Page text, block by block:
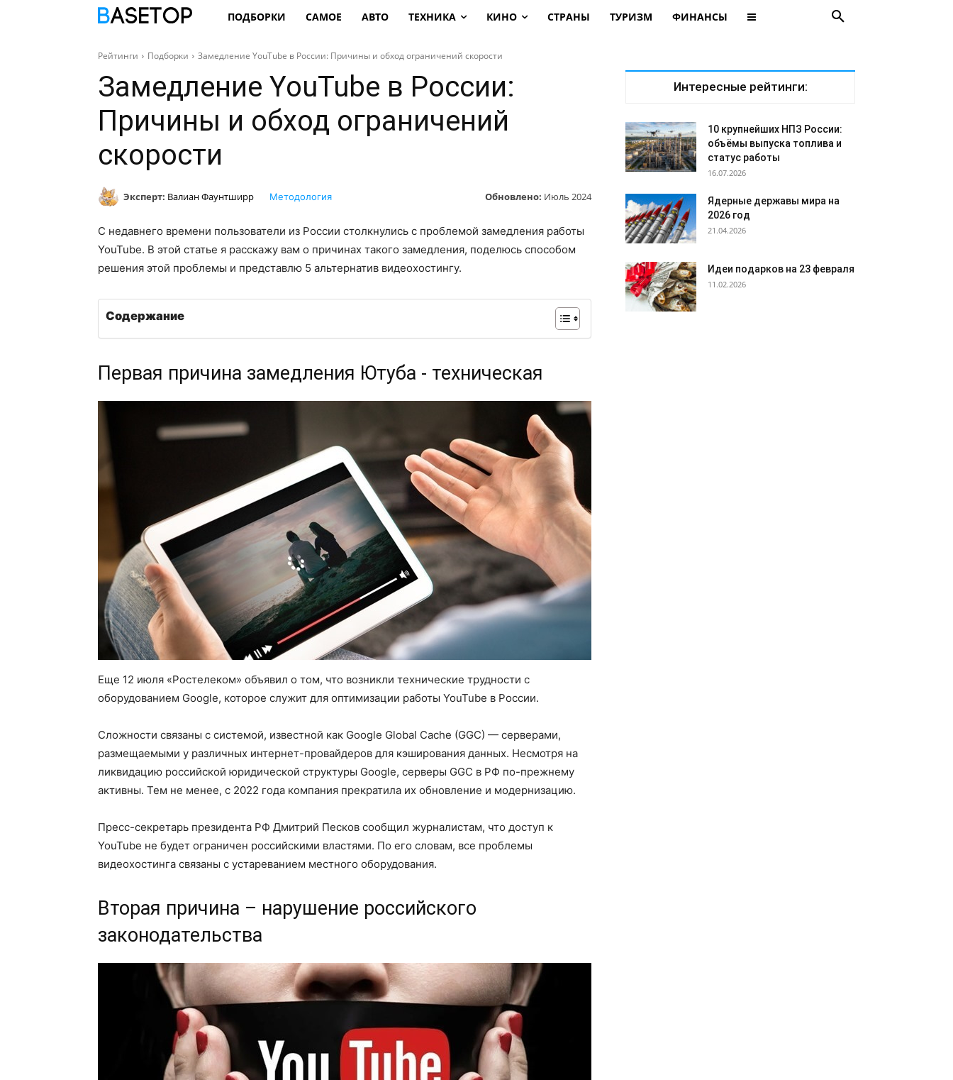
ПОДБОРКИ САМОЕ АВТО ТЕХНИКА КИНО СТРАНЫ ТУРИЗМ ФИНАНСЫ
Рейтинги Подборки Замедление YouTube в России: Причины и обход ограничений скорости
Замедление YouTube в России:
Причины и обход ограничений
скорости
Эксперт: Валиан Фаунтширр Обновлено: Июль 2024
Методология
С недавнего времени пользователи из России столкнулись с проблемой замедления работы
YouTube. В этой статье я расскажу вам о причинах такого замедления, поделюсь способом
решения этой проблемы и представлю 5 альтернатив видеохостингу.
Содержание
Первая причина замедления Ютуба - техническая
Еще 12 июля «Ростелеком» объявил о том, что возникли технические трудности с
оборудованием Google, которое служит для оптимизации работы YouTube в России.
Сложности связаны с системой, известной как Google Global Cache (GGC) — серверами,
размещаемыми у различных интернет-провайдеров для кэширования данных. Несмотря на
ликвидацию российской юридической структуры Google, серверы GGC в РФ по-прежнему
активны. Тем не менее, с 2022 года компания прекратила их обновление и модернизацию.
Пресс-секретарь президента РФ Дмитрий Песков сообщил журналистам, что доступ к
YouTube не будет ограничен российскими властями. По его словам, все проблемы
видеохостинга связаны с устареванием местного оборудования.
Вторая причина – нарушение российского
законодательства
Интересные рейтинги:
10 крупнейших НПЗ России:
объёмы выпуска топлива и
статус работы
16.07.2026
Ядерные державы мира на
2026 год
21.04.2026
Идеи подарков на 23 февраля
11.02.2026